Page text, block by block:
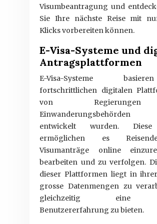
Visumbeantragung und
Sie Ihre nächste Reise mit
Klicks vorbereiten können.
E-Visa-Systeme und
Antragsplattformen
E-Visa-Systeme
fortschrittlichen digitalen
von
entwickelt wurden. Diese
ermöglichen es
Visumanträge online
bearbeiten und zu verfolgen.
dieser Plattformen liegt in
grosse Datenmengen zu
gleichzeitig eine
Benutzererfahrung zu bieten.